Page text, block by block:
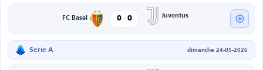
FC Basel 0 - 0 Juventus
Serie A dimanche 24-05-2026